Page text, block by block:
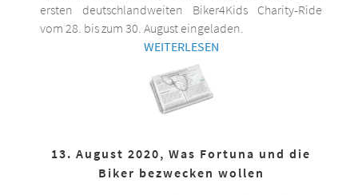
ersten deutschlandweiten Biker4Kids Charity-Ride
vom 28. bis zum 30. August eingeladen.
WEITERLESEN
13. August 2020, Was Fortuna und die
Biker bezwecken wollen